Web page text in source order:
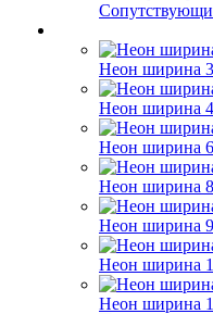
Неон ширина
Неон ширина
Неон ширина
Неон ширина
Неон ширина
Неон ширина
Неон ширина